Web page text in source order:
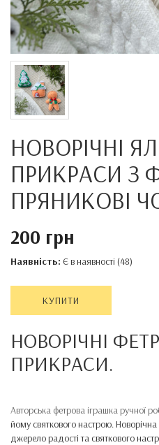
НОВОРІЧНІ
ПРИКРАСИ З
ПРЯНИКОВІ
200 грн
Наявність: Є в наявності (48)
КУПИТИ
НОВОРІЧНІ
ПРИКРАСИ.
Авторська фетрова іграшка ручної
йому святкового настрою.
джерело радості та святкового